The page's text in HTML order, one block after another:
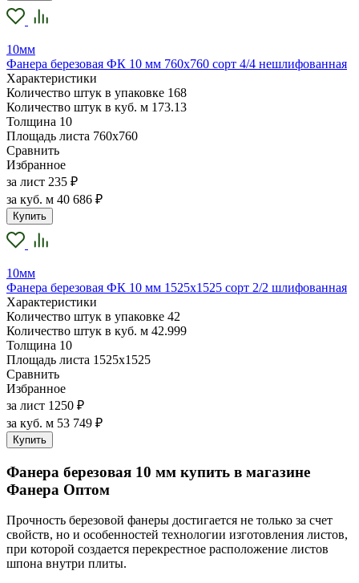
10мм
Фанера березовая ФК 10 мм 760х760 сорт 4/4 нешлифованная
Характеристики
Количество штук в упаковке 168
Количество штук в куб. м 173.13
Толщина 10
Площадь листа 760х760
Сравнить
Избранное
за лист 235 ₽
за куб. м 40 686 ₽
Купить
10мм
Фанера березовая ФК 10 мм 1525х1525 сорт 2/2 шлифованная
Характеристики
Количество штук в упаковке 42
Количество штук в куб. м 42.999
Толщина 10
Площадь листа 1525х1525
Сравнить
Избранное
за лист 1250 ₽
за куб. м 53 749 ₽
Купить
Фанера березовая 10 мм купить в магазине
Фанера Оптом
Прочность березовой фанеры достигается не только за счет
свойств, но и особенностей технологии изготовления листов,
при которой создается перекрестное расположение листов
шпона внутри плиты.